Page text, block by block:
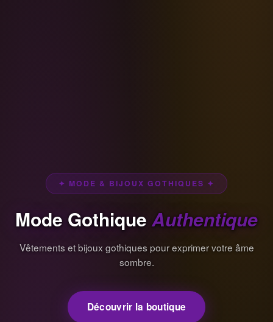
✦ MODE & BIJOUX GOTHIQUES ✦
Mode Gothique Authentique
Vêtements et bijoux gothiques pour exprimer votre âme
sombre.
Découvrir la boutique